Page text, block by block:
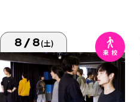
8/8(土)